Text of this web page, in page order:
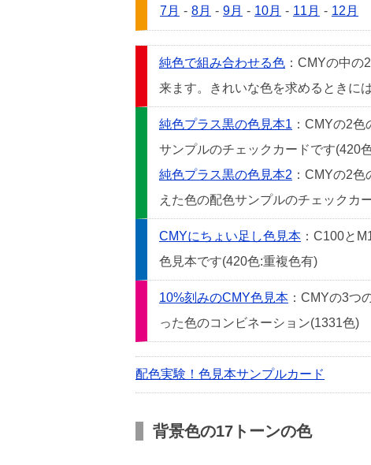
7月 - 8月 - 9月 - 10月 - 11月 - 12月
純色で組み合わせる色 ：CMYの中
来ます。きれいな色を求めるときに
純色プラス黒の色見本1 ：CMYの2
サンプルのチェックカードです(420
純色プラス黒の色見本2 ：CMYの2
えた色の配色サンプルのチェックカ
CMYにちょい足し色見本 ：C100と
色見本です(420色:重複色有)
10%刻みのCMY色見本 ：CMYの3つ
った色のコンビネーション(1331色)
配色実験！色見本サンプルカード
背景色の17トーンの色